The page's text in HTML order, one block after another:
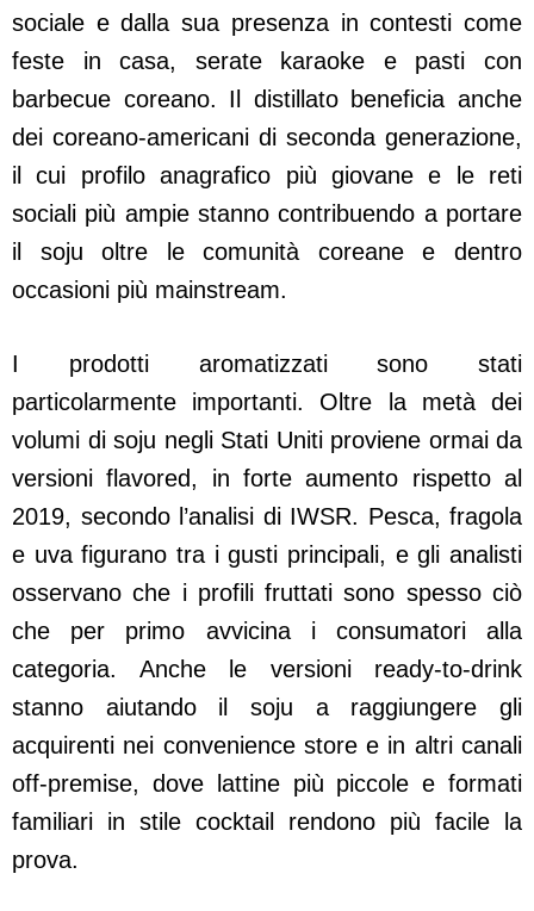
sociale e dalla sua presenza in contesti come
feste in casa, serate karaoke e pasti con
barbecue coreano. Il distillato beneficia anche
dei coreano-americani di seconda generazione,
il cui profilo anagrafico più giovane e le reti
sociali più ampie stanno contribuendo a portare
il soju oltre le comunità coreane e dentro
occasioni più mainstream.
I prodotti aromatizzati sono stati
particolarmente importanti. Oltre la metà dei
volumi di soju negli Stati Uniti proviene ormai da
versioni flavored, in forte aumento rispetto al
2019, secondo l’analisi di IWSR. Pesca, fragola
e uva figurano tra i gusti principali, e gli analisti
osservano che i profili fruttati sono spesso ciò
che per primo avvicina i consumatori alla
categoria. Anche le versioni ready-to-drink
stanno aiutando il soju a raggiungere gli
acquirenti nei convenience store e in altri canali
off-premise, dove lattine più piccole e formati
familiari in stile cocktail rendono più facile la
prova.